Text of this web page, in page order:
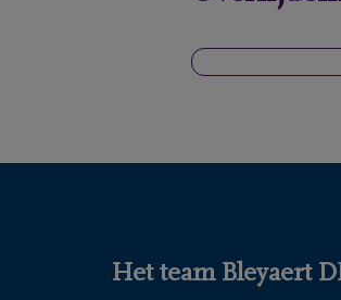
Het team Bleyaert